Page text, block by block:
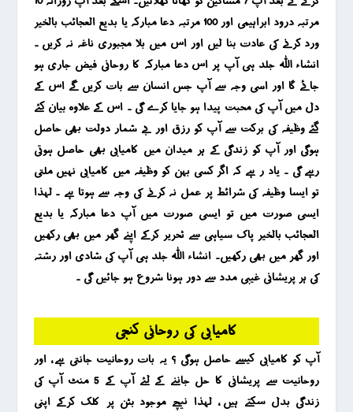
مرتبہ درود ابراہیمی اور 100 مرتبہ دعا مبارکہ یا بدیع العجائب بالخیر
ورد کرنے کی عادت بنا لیں اور اس میں بلا مجبوری ناغہ نہ کریں ۔
انشاء اللہ جلد ہی آپ پر اس دعا مبارکہ کا روحانی فیض جاری ہو
جائے گا اور اسی وجہ سے آپ جس انسان سے بات کریں گے اس کے
دل میں آپ کی محبت پیدا ہو جایا کرے گی ۔ اس کے علاوہ بیان کئے
گئے وظیفہ کی برکت سے آپ کو رزق اور بے شمار دولت بھی حاصل
ہوگی اور آپ کو زندگی کے ہر میدان میں کامیابی بھی حاصل ہوتی
رہے گی ۔ یاد ر ہے کہ اگر کسی بہن کو وظیفہ میں کامیابی نہیں ملتی
تو ایسا وظیفہ کی شرائط پر عمل نہ کرنے کی وجہ سے ہوتا ہے ۔ لہذا
ایسی صورت میں تو ایسی صؤرت میں آپ دعا مبارکہ یا بدیع
العجائب بالخیر پاک سیاہی سے ٹحریر کرکے اپنے گھر میں بھی رکھیں
اور گھر میں بھی رکھیں۔ انشاء اللہ جلد ہی آپ کی شادی اور رشتہ
کی ہر پریشانی غیبی مدد سے دور ہونا شروع ہو جائیں گی ۔
کامیابی کی روحانی کنجی
آپ کو کامیابی کیسے حاصل ہوگی ؟ یہ بات روحانیت جانتی ہے ، اور
روحانیت سے پریشانی کا حل جاننے کے لئے آپ کے 5 منٹ آپ کی
زندگی بدل سکتے ہیں ، لہذا نیچے موجود بٹن پر کلک کرکے اپنی